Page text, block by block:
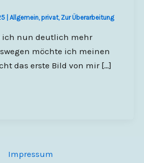
Allgemein, privat, Zur Überarbeitung
ich nun deutlich mehr
möchte ich meinen
das erste Bild von mir […]
Impressum